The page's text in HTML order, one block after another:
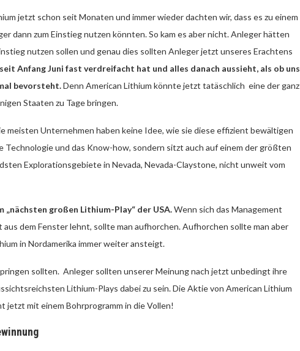
jetzt schon seit Monaten und immer wieder dachten wir, dass es zu einem
dann zum Einstieg nutzen könnten. So kam es aber nicht. Anleger hätten
nutzen sollen und genau dies sollten Anleger jetzt unseres Erachtens
Anfang Juni fast verdreifacht hat und alles danach aussieht, als ob uns
bevorsteht.Denn American Lithium könnte jetzt tatäschlich eine der ganz
Staaten zu Tage bringen.
meisten Unternehmen haben keine Idee, wie sie diese effizient bewältigen
und das Know-how, sondern sitzt auch auf einem der größten
Explorationsgebiete in Nevada, Nevada-Claystone, nicht unweit vom
großen Lithium-Play“ der USA.Wenn sich das Management
dem Fenster lehnt, sollte man aufhorchen. Aufhorchen sollte man aber
in Nordamerika immer weiter ansteigt.
sollten. Anleger sollten unserer Meinung nach jetzt unbedingt ihre
Lithium-Plays dabei zu sein. Die Aktie von American Lithium
jetzt mit einem Bohrprogramm in die Vollen!